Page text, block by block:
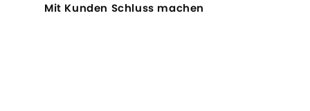
Mit Kunden Schluss machen